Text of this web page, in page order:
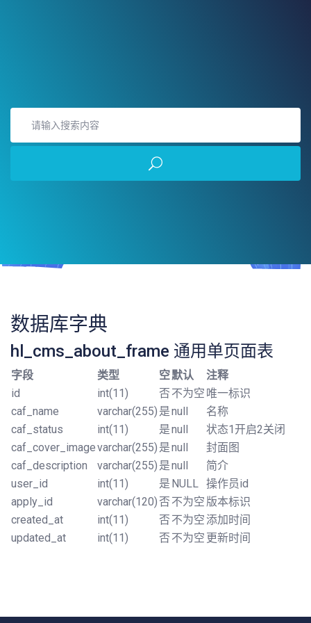
数据库字典
hl_cms_about_frame 通用单页面表
字段 类型 空默认
注释
id
int(11) 否 不为空 唯一标识
caf_name
varchar(255) 是null
名称
caf_status
int(11) 是null
状态1开启2关闭
caf_cover_imagevarchar(255) 是null
封面图
caf_description
varchar(255) 是null
简介
user_id
int(11) 是 NULL 操作员id
apply_id
varchar(120) 否 不为空 版本标识
created_at
int(11) 否 不为空添加时间
updated_at
int(11) 否 不为空 更新时间